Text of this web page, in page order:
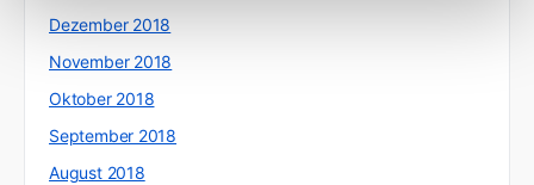
Dezember 2018
November 2018
Oktober 2018
September 2018
August 2018